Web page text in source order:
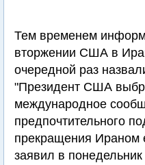
Тем временем
вторжении США в
очередной раз
"Президент США
международное
предпочтительного
прекращения Ираном
заявил в